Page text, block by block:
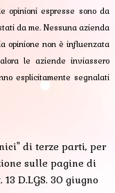
opinioni espresse sono da
da me. Nessuna azienda
opinione non è influenzata
le aziende inviassero
esplicitamente segnalati
di terze parti, per
sulle pagine di
D.LGS. 30 giugno